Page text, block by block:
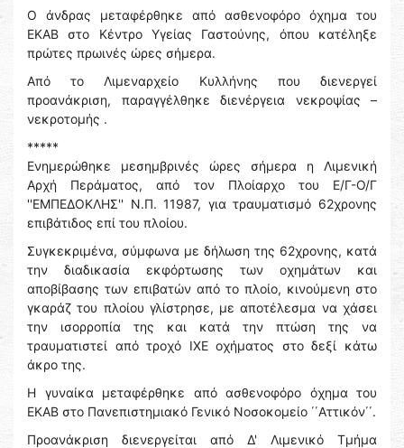
Ο άνδρας μεταφέρθηκε από ασθενοφόρο όχημα του
ΕΚΑΒ στο Κέντρο Υγείας Γαστούνης, όπου κατέληξε
πρώτες πρωινές ώρες σήμερα.
Από το Λιμεναρχείο Κυλλήνης που διενεργεί
προανάκριση, παραγγέλθηκε διενέργεια νεκροψίας –
νεκροτομής .
*****
Ενημερώθηκε μεσημβρινές ώρες σήμερα η Λιμενική
Αρχή Περάματος, από τον Πλοίαρχο του Ε/Γ-Ο/Γ
''ΕΜΠΕΔΟΚΛΗΣ'' Ν.Π. 11987, για τραυματισμό 62χρονης
επιβάτιδος επί του πλοίου.
Συγκεκριμένα, σύμφωνα με δήλωση της 62χρονης, κατά
την διαδικασία εκφόρτωσης των οχημάτων και
αποβίβασης των επιβατών από το πλοίο, κινούμενη στο
γκαράζ του πλοίου γλίστρησε, με αποτέλεσμα να χάσει
την ισορροπία της και κατά την πτώση της να
τραυματιστεί από τροχό ΙΧΕ οχήματος στο δεξί κάτω
άκρο της.
Η γυναίκα μεταφέρθηκε από ασθενοφόρο όχημα του
ΕΚΑΒ στο Πανεπιστημιακό Γενικό Νοσοκομείο ΄΄Αττικόν΄΄.
Προανάκριση διενεργείται από Δ' Λιμενικό Τμήμα